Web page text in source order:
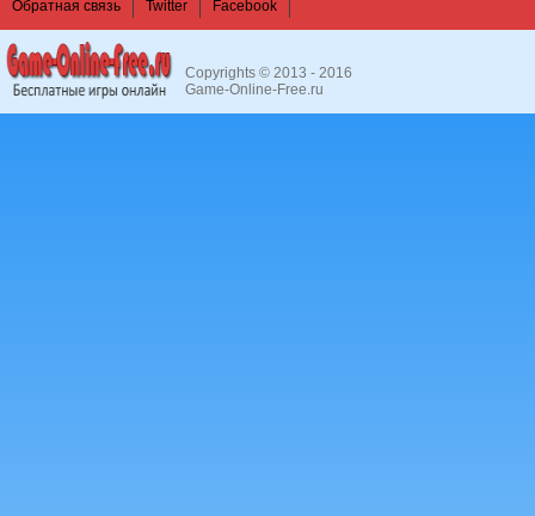
Обратная связь Twitter Facebook
Copyrights © 2013 - 2016
Game-Online-Free.ru